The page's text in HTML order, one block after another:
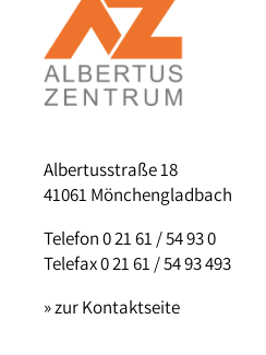
Albertusstraße 18
41061 Mönchengladbach
Telefon 0 21 61 / 54 93 0
Telefax 0 21 61 / 54 93 493
» zur Kontaktseite